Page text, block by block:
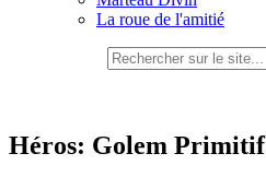
La roue de l'amitié
Héros: Golem Primitif